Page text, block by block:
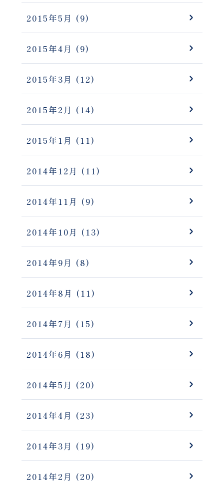
2015年5月 (9)
2015年4月 (9)
2015年3月 (12)
2015年2月 (14)
2015年1月 (11)
2014年12月 (11)
2014年11月 (9)
2014年10月 (13)
2014年9月 (8)
2014年8月 (11)
2014年7月 (15)
2014年6月 (18)
2014年5月 (20)
2014年4月 (23)
2014年3月 (19)
2014年2月 (20)